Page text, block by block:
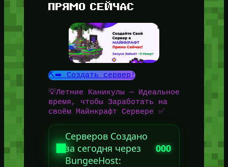
ПРЯМО СЕЙЧАС
⛏️➡️ Создать сервер!
💡Летние Каникулы — Идеальное
время, чтобы Заработать на
своём Майнкрафт Сервере ✅
Серверов Создано
за сегодня через
BungeeHost:
000